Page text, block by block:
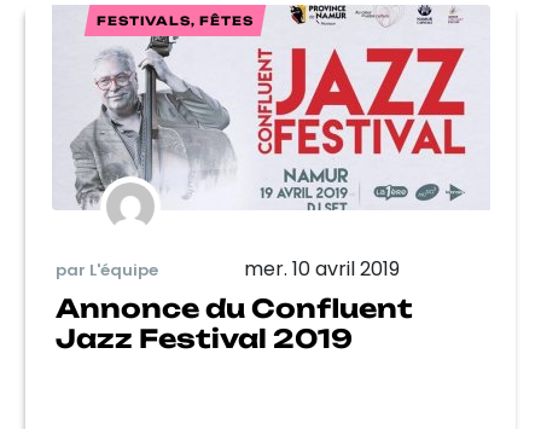
FESTIVALS, FÊTES
par L'équipe mer. 10 avril 2019
Annonce du Confluent
Jazz Festival 2019